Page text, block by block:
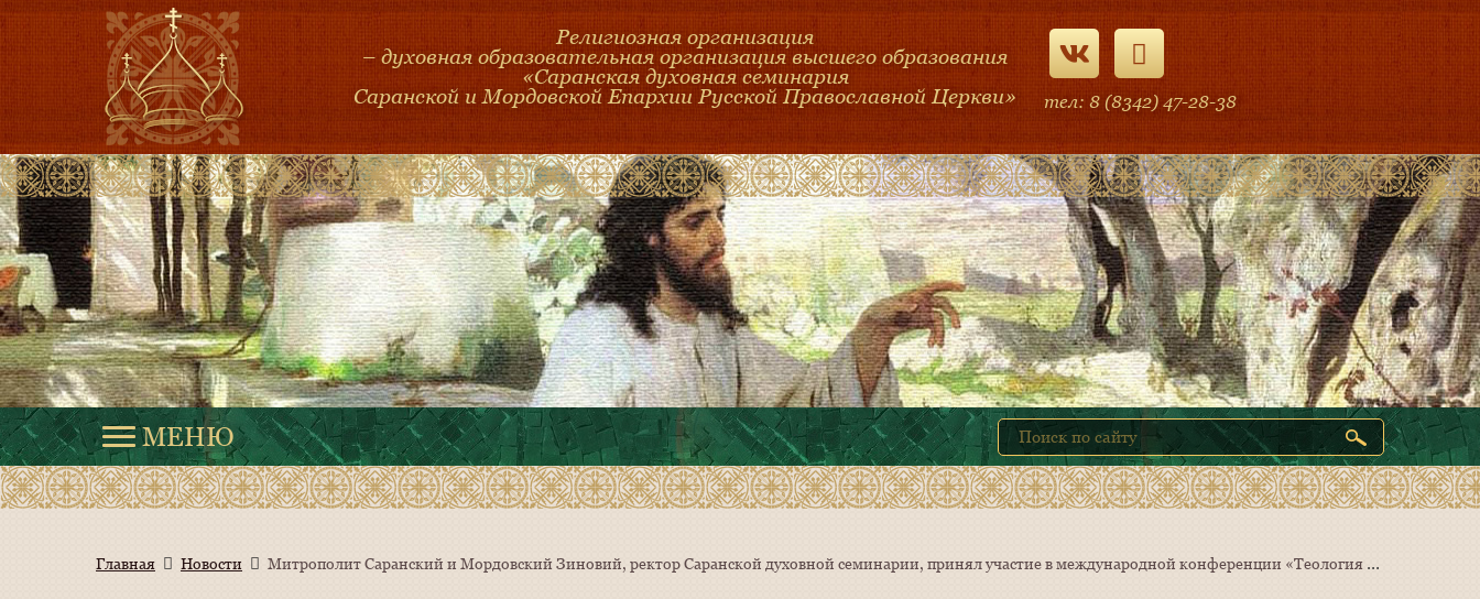
Религиозная организация
– духовная образовательная организация высшего образования
«Саранская духовная семинария
Саранской и Мордовской Епархии Русской Православной Церкви»
тел: 8 (8342) 47-28-38
МЕНЮ
Главная Новости Митрополит Саранский и Мордовский Зиновий, ректор Саранской духовной семинарии, принял участие в международной конференции «Теология традиционных религий в научно-образовательном пространстве современной России»